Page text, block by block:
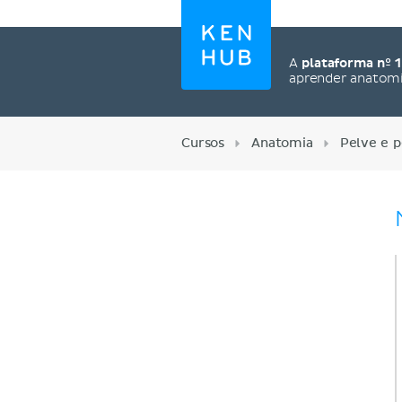
A plataforma nº 1
aprender
Cursos Anatomia Pelve e